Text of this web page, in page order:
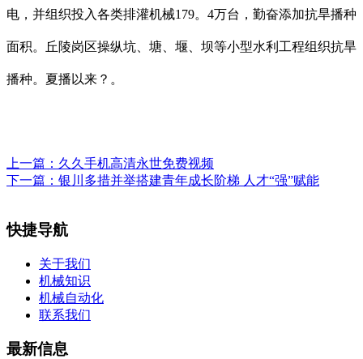
电，并组织投入各类排灌机械179。4万台，勤奋添加抗旱播种
面积。丘陵岗区操纵坑、塘、堰、坝等小型水利工程组织抗旱
播种。夏播以来？。
上一篇： 久久手机高清永世免费视频
下一篇： 银川多措并举搭建青年成长阶梯 人才“强”赋能
快捷导航
关于我们
机械知识
机械自动化
联系我们
最新信息